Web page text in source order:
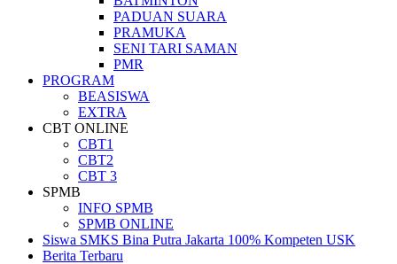
PADUAN SUARA
PRAMUKA
SENI TARI SAMAN
PMR
PROGRAM
BEASISWA
EXTRA
CBT ONLINE
CBT1
CBT2
CBT 3
SPMB
INFO SPMB
SPMB ONLINE
Siswa SMKS Bina Putra Jakarta 100% Kompeten USK
Berita Terbaru